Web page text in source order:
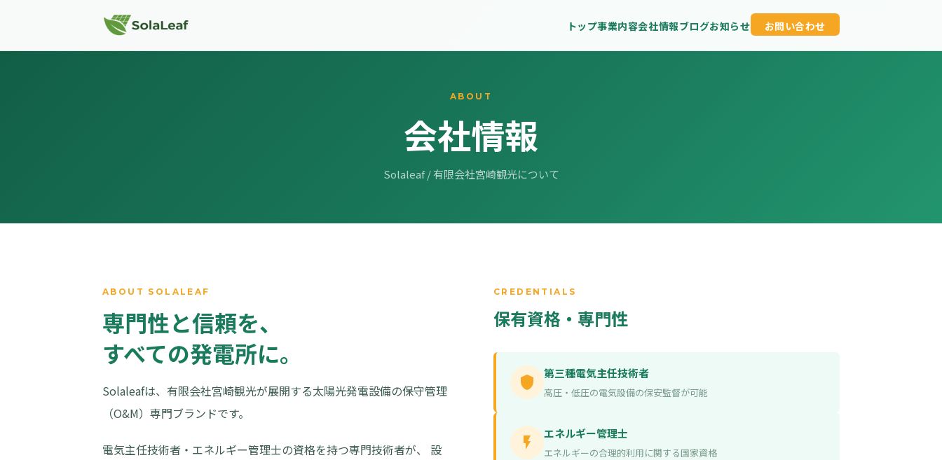
トップ事業内容会社情報ブログお知らせ お問い合わせ
ABOUT
会社情報
Solaleaf / 有限会社宮崎観光について
ABOUT SOLALEAF
専門性と信頼を、
すべての発電所に。
Solaleafは、有限会社宮崎観光が展開する太陽光発電設備の保守管理
（O&M）専門ブランドです。
電気主任技術者・エネルギー管理士の資格を持つ専門技術者が、 設
CREDENTIALS
保有資格・専門性
第三種電気主任技術者
高圧・低圧の電気設備の保安監督が可能
エネルギー管理士
エネルギーの合理的利用に関する国家資格